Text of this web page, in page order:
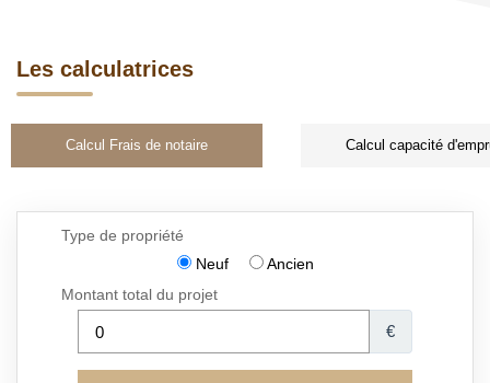
Les calculatrices
Calcul Frais de notaire Calcul capacité